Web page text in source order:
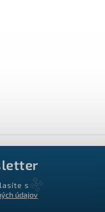
s
údajov